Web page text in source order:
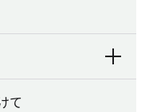
て